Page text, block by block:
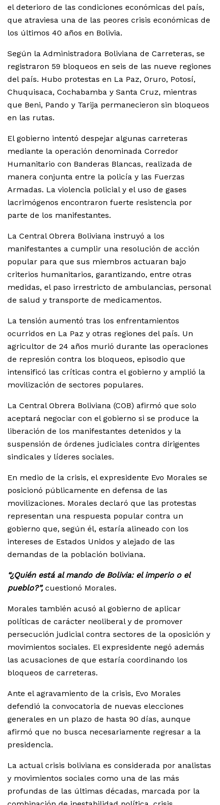
el deterioro de las condiciones económicas del país,
que atraviesa una de las peores crisis económicas de
los últimos 40 años en Bolivia.
Según la Administradora Boliviana de Carreteras, se
registraron 59 bloqueos en seis de las nueve regiones
del país. Hubo protestas en La Paz, Oruro, Potosí,
Chuquisaca, Cochabamba y Santa Cruz, mientras
que Beni, Pando y Tarija permanecieron sin bloqueos
en las rutas.
El gobierno intentó despejar algunas carreteras
mediante la operación denominada Corredor
Humanitario con Banderas Blancas, realizada de
manera conjunta entre la policía y las Fuerzas
Armadas. La violencia policial y el uso de gases
lacrimógenos encontraron fuerte resistencia por
parte de los manifestantes.
La Central Obrera Boliviana instruyó a los
manifestantes a cumplir una resolución de acción
popular para que sus miembros actuaran bajo
criterios humanitarios, garantizando, entre otras
medidas, el paso irrestricto de ambulancias, personal
de salud y transporte de medicamentos.
La tensión aumentó tras los enfrentamientos
ocurridos en La Paz y otras regiones del país. Un
agricultor de 24 años murió durante las operaciones
de represión contra los bloqueos, episodio que
intensificó las críticas contra el gobierno y amplió la
movilización de sectores populares.
La Central Obrera Boliviana (COB) afirmó que solo
aceptará negociar con el gobierno si se produce la
liberación de los manifestantes detenidos y la
suspensión de órdenes judiciales contra dirigentes
sindicales y líderes sociales.
En medio de la crisis, el expresidente Evo Morales se
posicionó públicamente en defensa de las
movilizaciones. Morales declaró que las protestas
representan una respuesta popular contra un
gobierno que, según él, estaría alineado con los
intereses de Estados Unidos y alejado de las
demandas de la población boliviana.
“¿Quién está al mando de Bolivia: el imperio o el
pueblo?”,cuestionó Morales.
Morales también acusó al gobierno de aplicar
políticas de carácter neoliberal y de promover
persecución judicial contra sectores de la oposición y
movimientos sociales. El expresidente negó además
las acusaciones de que estaría coordinando los
bloqueos de carreteras.
Ante el agravamiento de la crisis, Evo Morales
defendió la convocatoria de nuevas elecciones
generales en un plazo de hasta 90 días, aunque
afirmó que no busca necesariamente regresar a la
presidencia.
La actual crisis boliviana es considerada por analistas
y movimientos sociales como una de las más
profundas de las últimas décadas, marcada por la